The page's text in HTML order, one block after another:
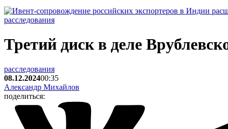
расследования
Третий диск в деле
расследования
08.12.202400:35
Александр Михайлов
поделиться: